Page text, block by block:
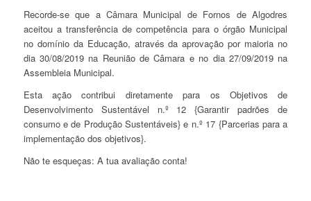
Recorde-se que a Câmara Municipal de Fornos de Algodres
aceitou a transferência de competência para o órgão Municipal
no domínio da Educação, através da aprovação por maioria no
dia 30/08/2019 na Reunião de Câmara e no dia 27/09/2019 na
Assembleia Municipal.
Esta ação contribui diretamente para os Objetivos de
Desenvolvimento Sustentável n.º 12 {Garantir padrões de
consumo e de Produção Sustentáveis} e n.º 17 {Parcerias para a
implementação dos objetivos}.
Não te esqueças: A tua avaliação conta!